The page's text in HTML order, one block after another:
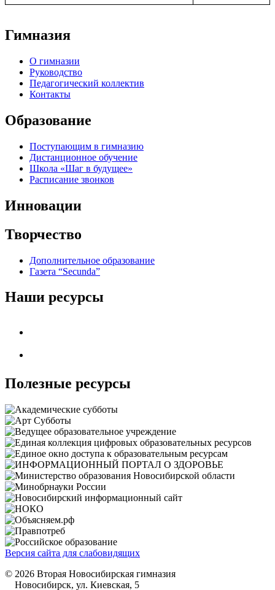
Гимназия
О гимназии
Руководство
Педагогический коллектив
Контакты
Образование
Поступающим в гимназию
Дистанционное обучение
Школа «Шаг в будущее»
Расписание звонков
Инновации
Творчество
Дополнительное образование
Газета “Secunda”
Наши ресурсы
Полезные ресурсы
Версия сайта для слабовидящих
© 2026 Вторая Новосибирская гимназия
Новосибирск, ул. Киевская, 5